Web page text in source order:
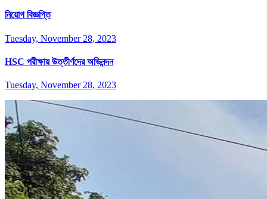
নিয়োগ বিজ্ঞপ্তি
Tuesday, November 28, 2023
HSC পরীক্ষায় উত্তীর্ণদের অভিনন্দন
Tuesday, November 28, 2023